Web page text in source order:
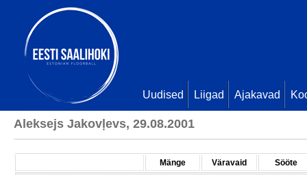
Uudised Liigad Ajakavad
Aleksejs Jakovļevs, 29.08.2001
Mänge Väravaid
Sööte